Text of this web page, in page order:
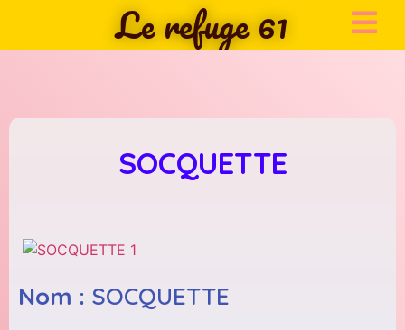
Le refuge 61
SOCQUETTE
Nom : SOCQUETTE